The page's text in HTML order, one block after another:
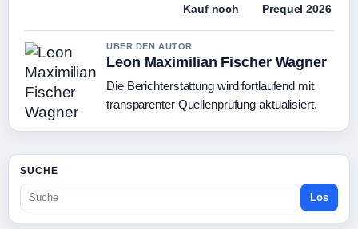
Kauf noch
Prequel 2026
UBER DEN AUTOR
Leon Maximilian Fischer Wagner
Die Berichterstattung wird fortlaufend mit
transparenter Quellenprüfung aktualisiert.
SUCHE
Los